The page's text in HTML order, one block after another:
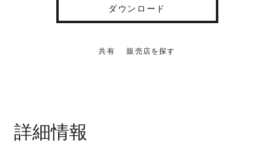
ダウンロード
共有 販売店を探す
詳細情報